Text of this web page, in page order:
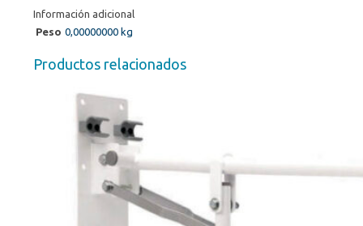
Información adicional
Peso 0,00000000 kg
Productos relacionados